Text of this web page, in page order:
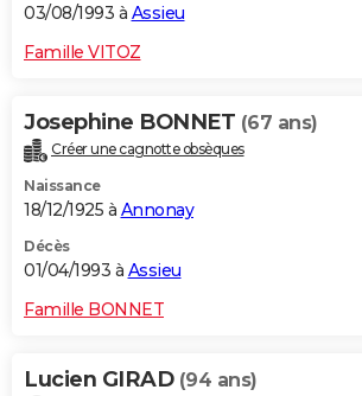
03/08/1993 à Assieu
Famille VITOZ
Josephine BONNET (67 ans)
Créer une cagnotte obsèques
Naissance
18/12/1925 à Annonay
Décès
01/04/1993 à Assieu
Famille BONNET
Lucien GIRAD (94 ans)